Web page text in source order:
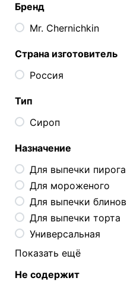
Бренд
Mr. Chernichkin
Страна изготовитель
Россия
Тип
Сироп
Назначение
Для выпечки пирога
Для мороженого
Для выпечки блинов
Для выпечки торта
Универсальная
Показать ещё
Не содержит